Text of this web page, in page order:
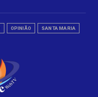
OPINIÃO SANTA MARIA